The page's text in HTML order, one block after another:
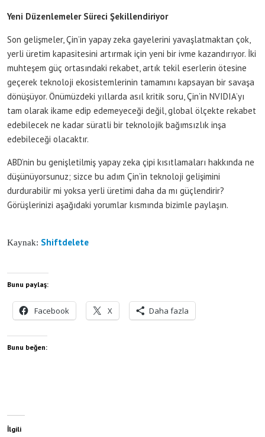
Yeni Düzenlemeler Süreci Şekillendiriyor
Son gelişmeler, Çin’in yapay zeka gayelerini yavaşlatmaktan çok,
yerli üretim kapasitesini artırmak için yeni bir ivme kazandırıyor. İki
muhteşem güç ortasındaki rekabet, artık tekil eserlerin ötesine
geçerek teknoloji ekosistemlerinin tamamını kapsayan bir savaşa
dönüşüyor. Önümüzdeki yıllarda asıl kritik soru, Çin’in NVIDIA’yı
tam olarak ikame edip edemeyeceği değil, global ölçekte rekabet
edebilecek ne kadar süratli bir teknolojik bağımsızlık inşa
edebileceği olacaktır.
ABD’nin bu genişletilmiş yapay zeka çipi kısıtlamaları hakkında ne
düşünüyorsunuz; sizce bu adım Çin’in teknoloji gelişimini
durdurabilir mi yoksa yerli üretimi daha da mı güçlendirir?
Görüşlerinizi aşağıdaki yorumlar kısmında bizimle paylaşın.
Kaynak: Shiftdelete
Bunu paylaş:
Facebook X Daha fazla
Bunu beğen:
İlgili